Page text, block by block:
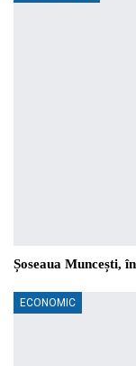
Șoseaua Muncești,
ECONOMIC